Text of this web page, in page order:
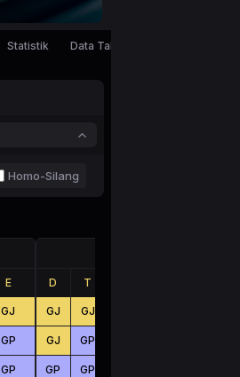
Statistik Data Tahunan
Homo-Silang
E
GJ
GP
GP
D T
GJ GJ
GJ GP
GP GP